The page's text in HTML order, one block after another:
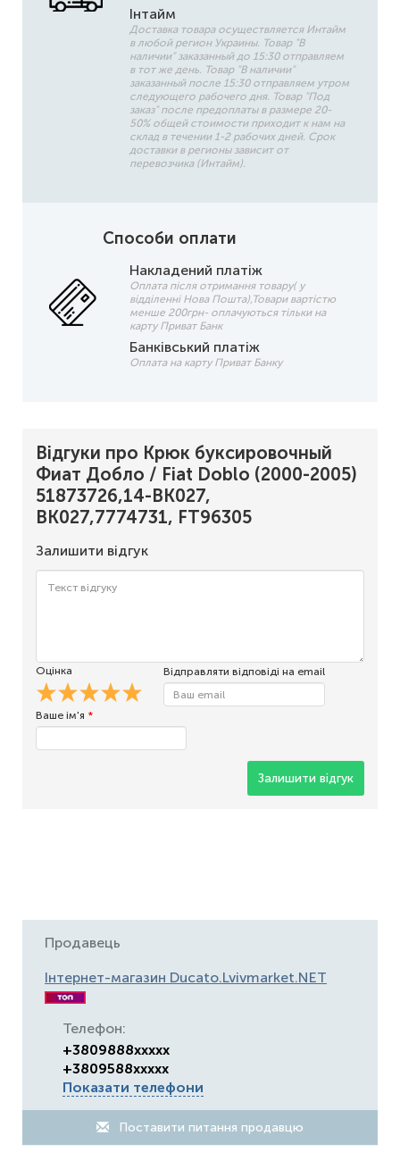
Інтайм
Доставка товара осуществляется Интайм
в любой регион Украины. Товар "В
наличии" заказанный до 15:30 отправляем
в тот же день. Товар "В наличии"
заказанный после 15:30 отправляем утром
следующего рабочего дня. Товар "Под
заказ" после предоплаты в размере 20-
50% общей стоимости приходит к нам на
склад в течении 1-2 рабочих дней. Срок
доставки в регионы зависит от
перевозчика (Интайм).
Способи оплати
Накладений платіж
Оплата після отримання товару( у
відділенні Нова Пошта),Товари вартістю
менше 200грн- оплачуються тільки на
карту Приват Банк
Банківський платіж
Оплата на карту Приват Банку
Відгуки про Крюк буксировочный
Фиат Добло / Fiat Doblo (2000-2005)
51873726,14-BK027,
BK027,7774731, FT96305
Залишити відгук
Оцінка Відправляти відповіді на email
Ваше ім'я *
Залишити відгук
Продавець
Інтернет-магазин Ducato.Lvivmarket.NET
Телефон:
+3809888xxxxx
+3809588xxxxx
Показати телефони
Поставити питання продавцю